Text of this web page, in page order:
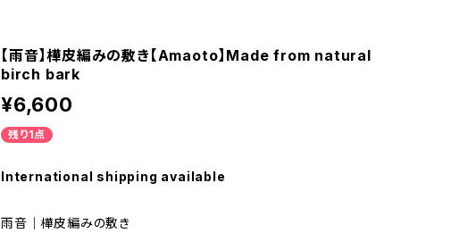
【雨音】樺皮編みの敷き【Amaoto】Made from natural
birch bark
¥6,600
残り1点
International shipping available
雨音｜樺皮編みの敷き